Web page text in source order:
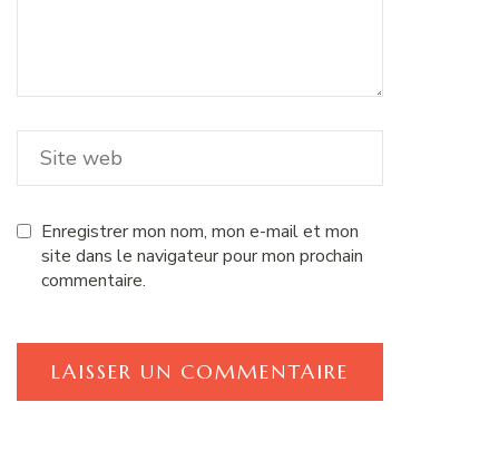
Enregistrer mon nom, mon e-mail et mon
site dans le navigateur pour mon prochain
commentaire.